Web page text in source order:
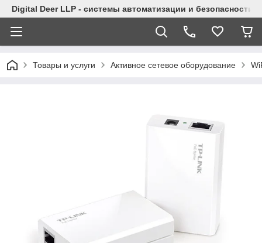
Digital Deer LLP - системы автоматизации и безопасности
Товары и услуги Активное сетевое оборудование